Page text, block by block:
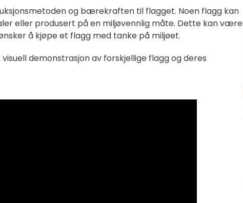
og bærekraften til flagget. Noen flagg kan
eller produsert på en miljøvennlig måte. Dette kan være
å kjøpe et flagg med tanke på miljøet.
demonstrasjon av forskjellige flagg og deres